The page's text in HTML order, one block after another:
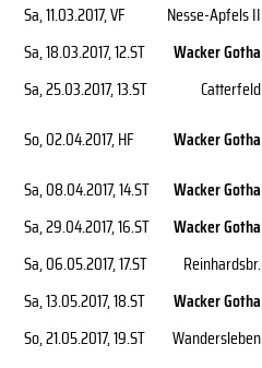
Sa, 11.03.2017, VF Nesse-Apfels II
Sa, 18.03.2017, 12.ST Wacker Gotha
Sa, 25.03.2017, 13.ST Catterfeld
So, 02.04.2017, HF Wacker Gotha
Sa, 08.04.2017, 14.ST Wacker Gotha
Sa, 29.04.2017, 16.ST Wacker Gotha
Sa, 06.05.2017, 17.ST Reinhardsbr.
Sa, 13.05.2017, 18.ST Wacker Gotha
So, 21.05.2017, 19.ST Wandersleben